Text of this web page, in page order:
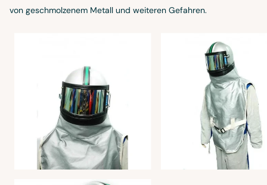
von geschmolzenem Metall und weiteren Gefahren.